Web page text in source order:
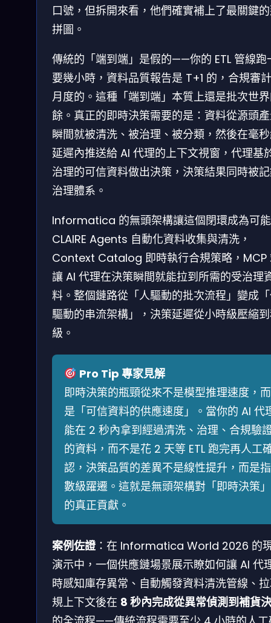
口號，但拆開來看，他們確實補上了最關鍵
拼圖。
傳統的「端到端」是假的——你的 ETL 管線跑
要幾小時，資料品質報告是 T+1 的，合規審
月度的。這種「端到端」本質上還是批次世
餘。真正的即時決策需要的是：資料從源頭
瞬間就被清洗、被治理、被分類，然後在毫
延遲內推送給 AI 代理的上下文視窗，代理基
治理的可信資料做出決策，決策結果同時被
治理體系。
Informatica 的無頭架構讓這個閉環成為可
CLAIRE Agents 自動化資料收集與清洗，
Context Catalog 即時執行合規策略，MCP
讓 AI 代理在決策瞬間就能拉到所需的受治理
料。整個鏈路從「人驅動的批次流程」變成
驅動的串流架構」，決策延遲從小時級壓縮
級。
Pro Tip 專家見解
即時決策的瓶頸從來不是模型推理速度，而
是「可信資料的供應速度」。當你的 AI 代
能在 2 秒內拿到經過清洗、治理、合規驗
的資料，而不是花 2 天等 ETL 跑完再人工
認，決策品質的差異不是線性提升，而是指
數級躍遷。這就是無頭架構對「即時決策」
的真正貢獻。
案例佐證：在 Informatica World 2026 的
演示中，一個供應鏈場景展示瞭如何讓 AI 代
時感知庫存異常、自動觸發資料清洗管線、
規上下文後在 8 秒內完成從異常偵測到補貨